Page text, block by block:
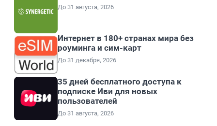
До 31 августа, 2026
Интернет в 180+ странах мира без
роуминга и сим-карт
До 31 декабря, 2026
35 дней бесплатного доступа к
подписке Иви для новых
пользователей
До 31 августа, 2026